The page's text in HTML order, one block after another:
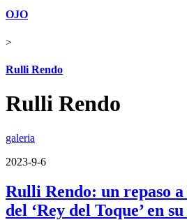
OJO
>
Rulli Rendo
Rulli Rendo
galeria
2023-9-6
Rulli Rendo: un repaso
del ‘Rey del Toque’ en